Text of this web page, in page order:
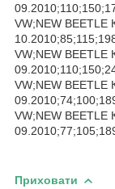
VW;NEW BEETLE
VW;NEW BEETLE
VW;NEW BEETLE
VW;NEW BEETLE
Приховати